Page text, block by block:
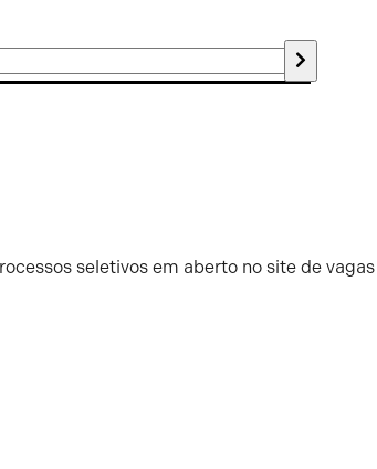
seletivos em aberto no site de